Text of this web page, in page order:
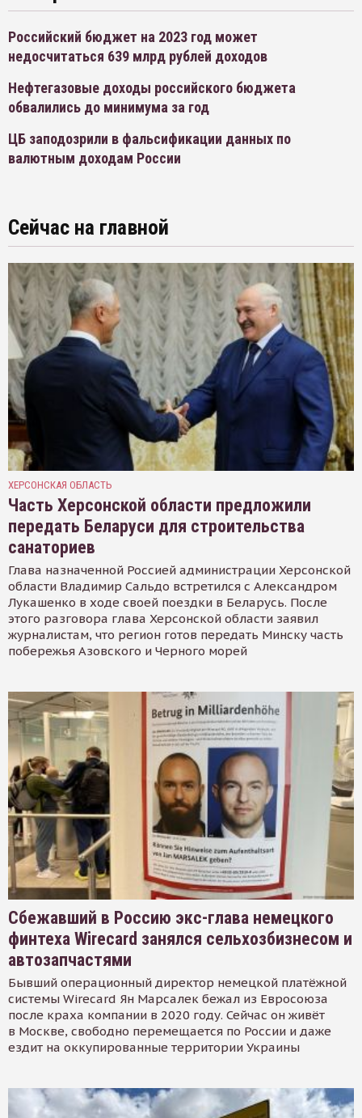
Российский бюджет на 2023 год может
недосчитаться 639 млрд рублей доходов
Нефтегазовые доходы российского бюджета
обвалились до минимума за год
ЦБ заподозрили в фальсификации данных по
валютным доходам России
Сейчас на главной
ХЕРСОНСКАЯ ОБЛАСТЬ
Часть Херсонской области предложили
передать Беларуси для строительства
санаториев
Глава назначенной Россией администрации Херсонской
области Владимир Сальдо встретился с Александром
Лукашенко в ходе своей поездки в Беларусь. После
этого разговора глава Херсонской области заявил
журналистам, что регион готов передать Минску часть
побережья Азовского и Черного морей
Сбежавший в Россию экс-глава немецкого
финтеха Wirecard занялся сельхозбизнесом и
автозапчастями
Бывший операционный директор немецкой платёжной
системы Wirecard Ян Марсалек бежал из Евросоюза
после краха компании в 2020 году. Сейчас он живёт
в Москве, свободно перемещается по России и даже
ездит на оккупированные территории Украины